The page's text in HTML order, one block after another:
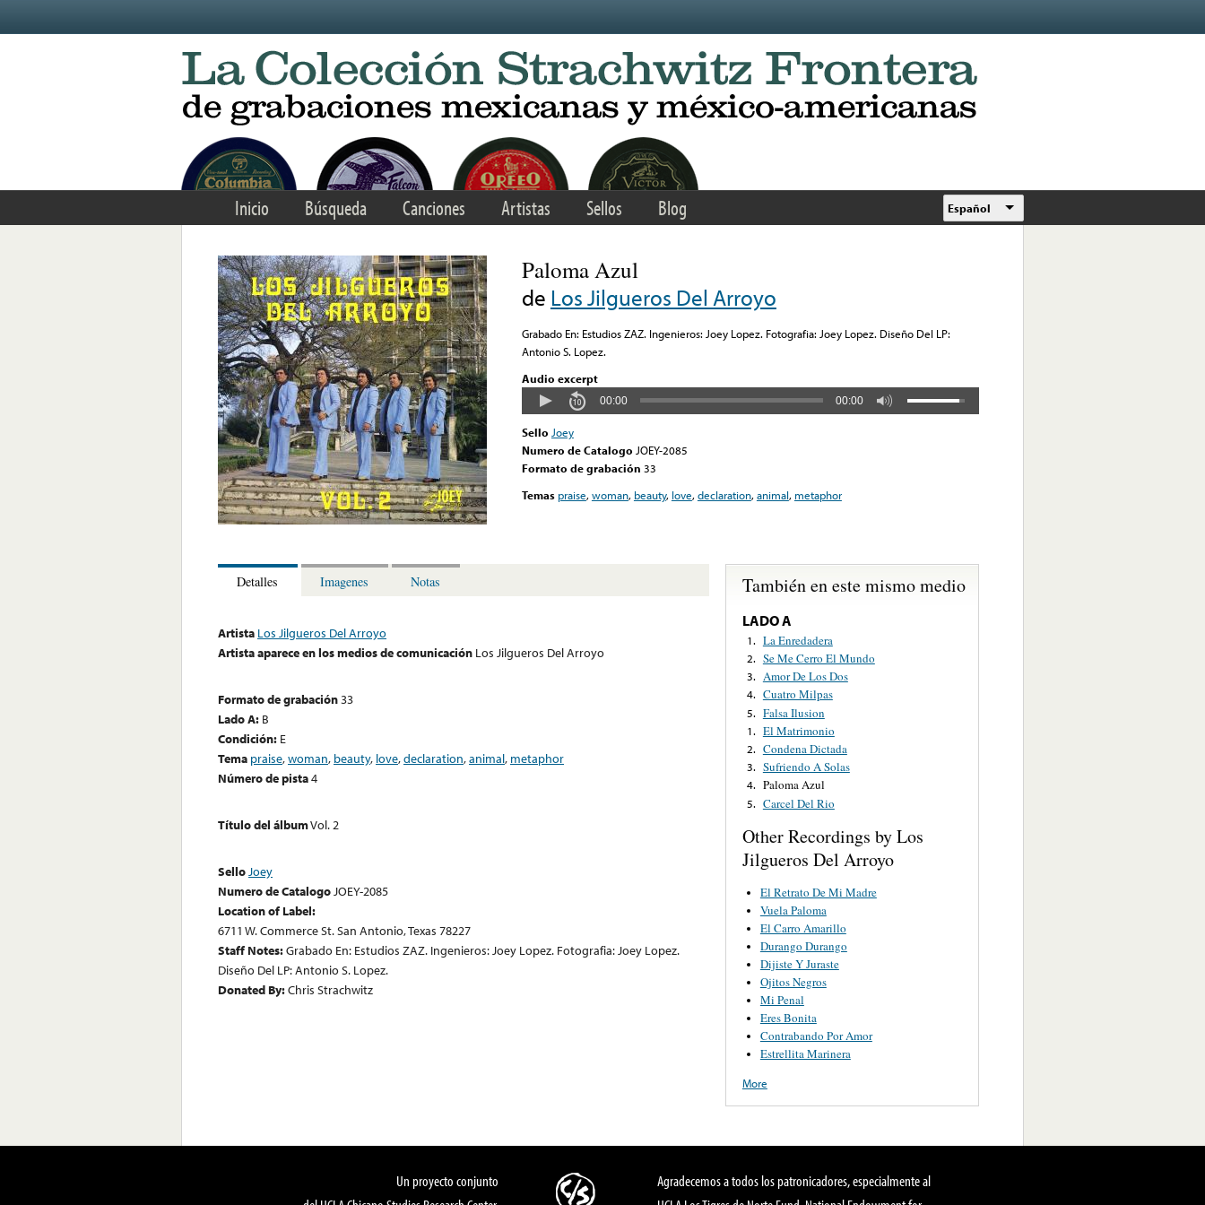
Inicio Búsqueda Canciones Artistas Sellos Blog Español
Paloma Azul
de Los Jilgueros Del Arroyo
Grabado En: Estudios ZAZ. Ingenieros: Joey Lopez. Fotografia: Joey Lopez. Diseño Del LP:
Antonio S. Lopez.
Audio excerpt
00:00 00:00
Sello Joey
Numero de Catalogo JOEY-2085
Formato de grabación 33
Temas praise,woman, beauty, love,declaration,animal, metaphor
Detalles Imagenes Notas
Artista Los Jilgueros Del Arroyo
Artista aparece en los medios de comunicación Los Jilgueros Del Arroyo
Formato de grabación33
Lado A: B
Condición: E
Tema praise,woman, beauty, love,declaration,animal, metaphor
Número de pista4
Título del álbumVol. 2
SelloJoey
Numero de CatalogoJOEY-2085
Location of Label:
6711 W. Commerce St. San Antonio, Texas 78227
Staff Notes:Grabado En: Estudios ZAZ. Ingenieros: Joey Lopez. Fotografia: Joey Lopez.
Diseño Del LP: Antonio S. Lopez.
Donated By:Chris Strachwitz
También en este mismo medio
LADO A
1. La Enredadera
2. Se Me Cerro El Mundo
3. Amor De Los Dos
4. Cuatro Milpas
5. Falsa Ilusion
1. El Matrimonio
2. Condena Dictada
3. Sufriendo A Solas
4. Paloma Azul
5. Carcel Del Rio
Other Recordings by Los
Jilgueros Del Arroyo
El Retrato De Mi Madre
Vuela Paloma
El Carro Amarillo
Durango Durango
Dijiste Y Juraste
Ojitos Negros
Mi Penal
Eres Bonita
Contrabando Por Amor
Estrellita Marinera
More
Un proyecto conjunto
Agradecemos a todos los patronicadores, especialmente al